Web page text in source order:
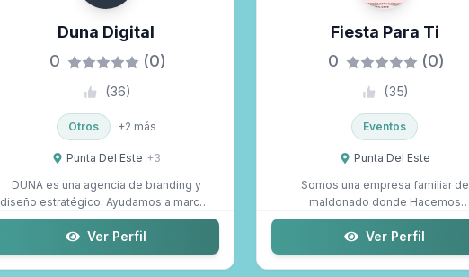
Duna Digital
0
(0)
(36)
Otros +2 más
Punta Del Este +3
DUNA es una agencia de branding y
diseño estratégico. Ayudamos a marcas
a defini...
Ver Perfil
Fiesta Para Ti
0
(0)
(35)
Eventos
Punta Del Este
Somos una empresa familiar de
maldonado donde Hacemos
decoración de fiestas kids...
Ver Perfil